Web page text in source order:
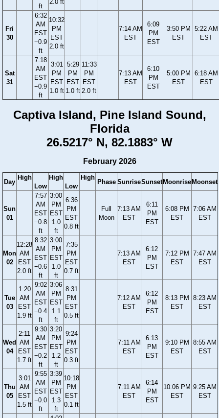
ft
2.0 ft
Fri
30
6:32
AM
EST
−0.9
ft
10:32
PM
EST
2.0 ft
7:14 AM
EST
6:09
PM
EST
3:50 PM
EST
5:22 AM
EST
Sat
31
7:18
AM
EST
−0.9
ft
3:01
PM
EST
1.0 ft
5:29
PM
EST
1.0 ft
11:33
PM
EST
2.0 ft
7:13 AM
EST
6:10
PM
EST
5:00 PM
EST
6:18 AM
EST
Captiva Island, Pine Island Sound,
Florida
26.5217° N, 82.1883° W
February 2026
Day
High
Low
High
Low
High
Phase SunriseSunset Moonrise Moonset
Sun
01
7:57
AM
EST
−0.8
ft
3:00
PM
EST
1.0
ft
6:36
PM
EST
0.8 ft
Full
Moon
7:13 AM
EST
6:11
PM
EST
6:08 PM
EST
7:06 AM
EST
Mon
02
12:28
AM
EST
2.0 ft
8:32
AM
EST
−0.6
ft
3:00
PM
EST
1.0
ft
7:35
PM
EST
0.7 ft
7:13 AM
EST
6:12
PM
EST
7:12 PM
EST
7:47 AM
EST
Tue
03
1:20
AM
EST
1.9 ft
9:02
AM
EST
−0.4
ft
3:06
PM
EST
1.1
ft
8:31
PM
EST
0.5 ft
7:12 AM
EST
6:12
PM
EST
8:13 PM
EST
8:23 AM
EST
Wed
04
2:11
AM
EST
1.7 ft
9:30
AM
EST
−0.2
ft
3:20
PM
EST
1.2
ft
9:24
PM
EST
0.3 ft
7:11 AM
EST
6:13
PM
EST
9:10 PM
EST
8:55 AM
EST
Thu
05
3:01
AM
EST
1.5 ft
9:55
AM
EST
−0.0
ft
3:39
PM
EST
1.3
ft
10:18
PM
EST
0.1 ft
7:11 AM
EST
6:14
PM
EST
10:06 PM
EST
9:25 AM
EST